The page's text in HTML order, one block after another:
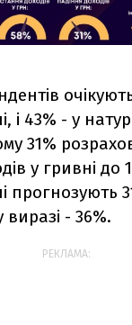
і 43% - у
31%
у гривні до
прогнозують
- 36%.
РЕКЛАМА: